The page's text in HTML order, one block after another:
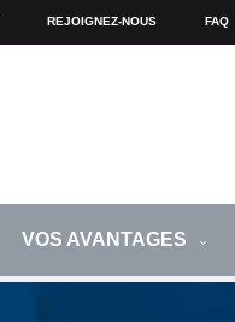
REJOIGNEZ-NOUS FAQ
VOS AVANTAGES